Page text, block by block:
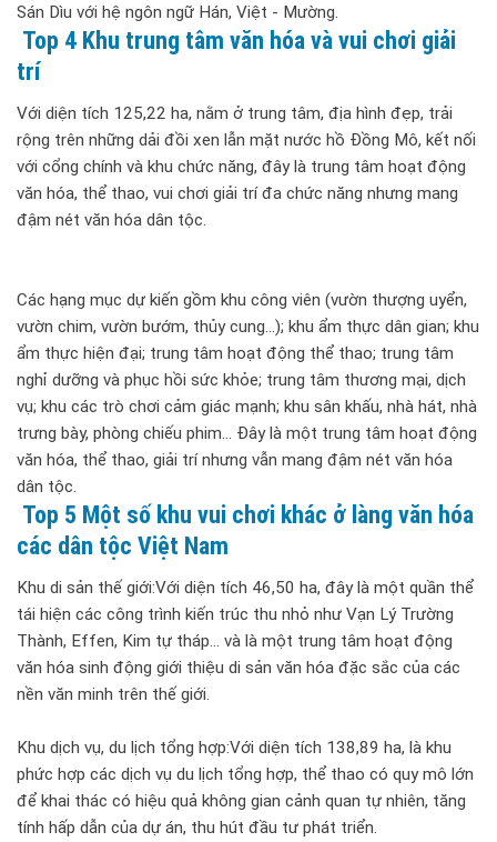
Sán Dìu với hệ ngôn ngữ Hán, Việt - Mường.
Top 4 Khu trung tâm văn hóa và vui chơi giải
trí
Với diện tích 125,22 ha, nằm ở trung tâm, địa hình đẹp, trải
rộng trên những dải đồi xen lẫn mặt nước hồ Đồng Mô, kết nối
với cổng chính và khu chức năng, đây là trung tâm hoạt động
văn hóa, thể thao, vui chơi giải trí đa chức năng nhưng mang
đậm nét văn hóa dân tộc.
Các hạng mục dự kiến gồm khu công viên (vườn thượng uyển,
vườn chim, vườn bướm, thủy cung…); khu ẩm thực dân gian; khu
ẩm thực hiện đại; trung tâm hoạt động thể thao; trung tâm
nghỉ dưỡng và phục hồi sức khỏe; trung tâm thương mại, dịch
vụ; khu các trò chơi cảm giác mạnh; khu sân khấu, nhà hát, nhà
trưng bày, phòng chiếu phim… Đây là một trung tâm hoạt động
văn hóa, thể thao, giải trí nhưng vẫn mang đậm nét văn hóa
dân tộc.
Top 5 Một số khu vui chơi khác ở làng văn hóa
các dân tộc Việt Nam
Khu di sản thế giới:Với diện tích 46,50 ha, đây là một quần thể
tái hiện các công trình kiến trúc thu nhỏ như Vạn Lý Trường
Thành, Effen, Kim tự tháp… và là một trung tâm hoạt động
văn hóa sinh động giới thiệu di sản văn hóa đặc sắc của các
nền văn minh trên thế giới.
Khu dịch vụ, du lịch tổng hợp:Với diện tích 138,89 ha, là khu
phức hợp các dịch vụ du lịch tổng hợp, thể thao có quy mô lớn
để khai thác có hiệu quả không gian cảnh quan tự nhiên, tăng
tính hấp dẫn của dự án, thu hút đầu tư phát triển.